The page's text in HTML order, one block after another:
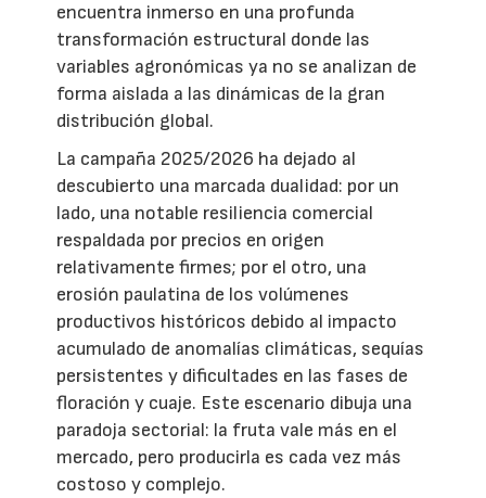
encuentra inmerso en una profunda
transformación estructural donde las
variables agronómicas ya no se analizan de
forma aislada a las dinámicas de la gran
distribución global.
La campaña 2025/2026 ha dejado al
descubierto una marcada dualidad: por un
lado, una notable resiliencia comercial
respaldada por precios en origen
relativamente firmes; por el otro, una
erosión paulatina de los volúmenes
productivos históricos debido al impacto
acumulado de anomalías climáticas, sequías
persistentes y dificultades en las fases de
floración y cuaje. Este escenario dibuja una
paradoja sectorial: la fruta vale más en el
mercado, pero producirla es cada vez más
costoso y complejo.